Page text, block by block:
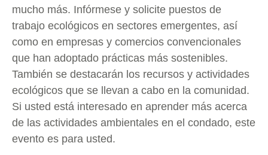
mucho más. Infórmese y solicite puestos de
trabajo ecológicos en sectores emergentes, así
como en empresas y comercios convencionales
que han adoptado prácticas más sostenibles.
También se destacarán los recursos y actividades
ecológicos que se llevan a cabo en la comunidad.
Si usted está interesado en aprender más acerca
de las actividades ambientales en el condado, este
evento es para usted.